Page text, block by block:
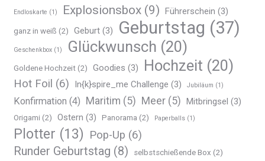
Endloskarte (1) Explosionsbox (9) Führerschein (3)
ganz in weiß (2) Geburt (3) Geburtstag (37)
Geschenkbox (1) Glückwunsch (20)
Goldene Hochzeit (2) Goodies (3) Hochzeit (20)
Hot Foil (6) In{k}spire_me Challenge (3) Jubiläum (1)
Konfirmation (4) Maritim (5) Meer (5) Mitbringsel (3)
Origami (2) Ostern (3) Panorama (2) Paperballs (1)
Plotter (13) Pop-Up (6)
Runder Geburtstag (8) selbstschießende Box (2)